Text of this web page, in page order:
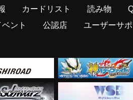
カードリスト 読み物
ント 公認店 ユーザーサポ